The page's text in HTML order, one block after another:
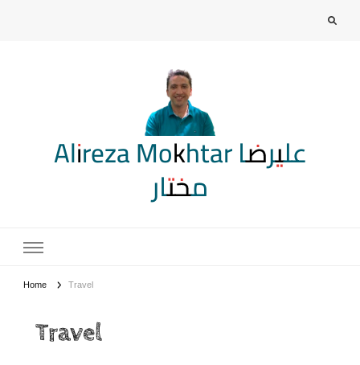
Alireza Mokhtar علیرضا
مختار
Home Travel
Travel